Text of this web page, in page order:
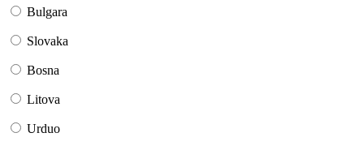
Bulgara
Slovaka
Bosna
Litova
Urduo